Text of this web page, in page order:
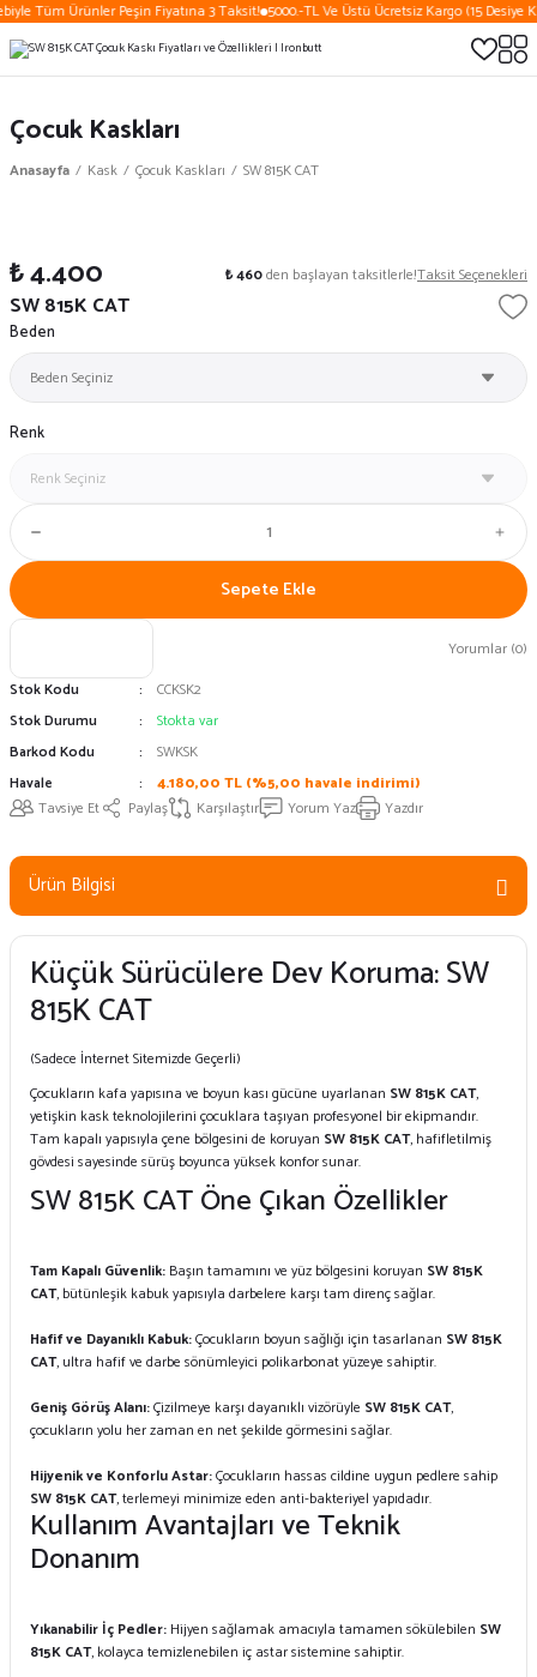
Tüm Ürünler Peşin Fiyatına 3 Taksit! 5000.-TL Ve Üstü Ücretsiz Kargo (15 Desiye
Çocuk Kaskları
Anasayfa Kask Çocuk Kaskları SW 815K CAT
Yorumlar (0)
SW 815K CAT
₺ 4.400 ₺ 460den başlayan taksitlerle!Taksit Seçenekleri
Stok Kodu
CCKSK2
Stok Durumu
Stokta var
Barkod Kodu
SWKSK
Havale
4.180,00 TL (%5,00 havale indirimi)
Beden
Renk
Sepete Ekle
Tavsiye Et Paylaş Karşılaştır Yorum Yaz Yazdır
Ürün Bilgisi
Küçük Sürücülere Dev Koruma: SW
815K CAT
(Sadece İnternet Sitemizde Geçerli)
Çocukların kafa yapısına ve boyun kası gücüne uyarlanan SW 815K CAT,
yetişkin kask teknolojilerini çocuklara taşıyan profesyonel bir ekipmandır.
Tam kapalı yapısıyla çene bölgesini de koruyan SW 815K CAT, hafifletilmiş
gövdesi sayesinde sürüş boyunca yüksek konfor sunar.
SW 815K CAT Öne Çıkan Özellikler
Tam Kapalı Güvenlik: Başın tamamını ve yüz bölgesini koruyan SW 815K
CAT, bütünleşik kabuk yapısıyla darbelere karşı tam direnç sağlar.
Hafif ve Dayanıklı Kabuk:Çocukların boyun sağlığı için tasarlanan SW 815K
CAT, ultra hafif ve darbe sönümleyici polikarbonat yüzeye sahiptir.
Geniş Görüş Alanı:Çizilmeye karşı dayanıklı vizörüyle SW 815K CAT,
çocukların yolu her zaman en net şekilde görmesini sağlar.
Hijyenik ve Konforlu Astar:Çocukların hassas cildine uygun pedlere sahip
SW 815K CAT, terlemeyi minimize eden anti-bakteriyel yapıdadır.
Kullanım Avantajları ve Teknik
Donanım
Yıkanabilir İç Pedler: Hijyen sağlamak amacıyla tamamen sökülebilen SW
815K CAT, kolayca temizlenebilen iç astar sistemine sahiptir.